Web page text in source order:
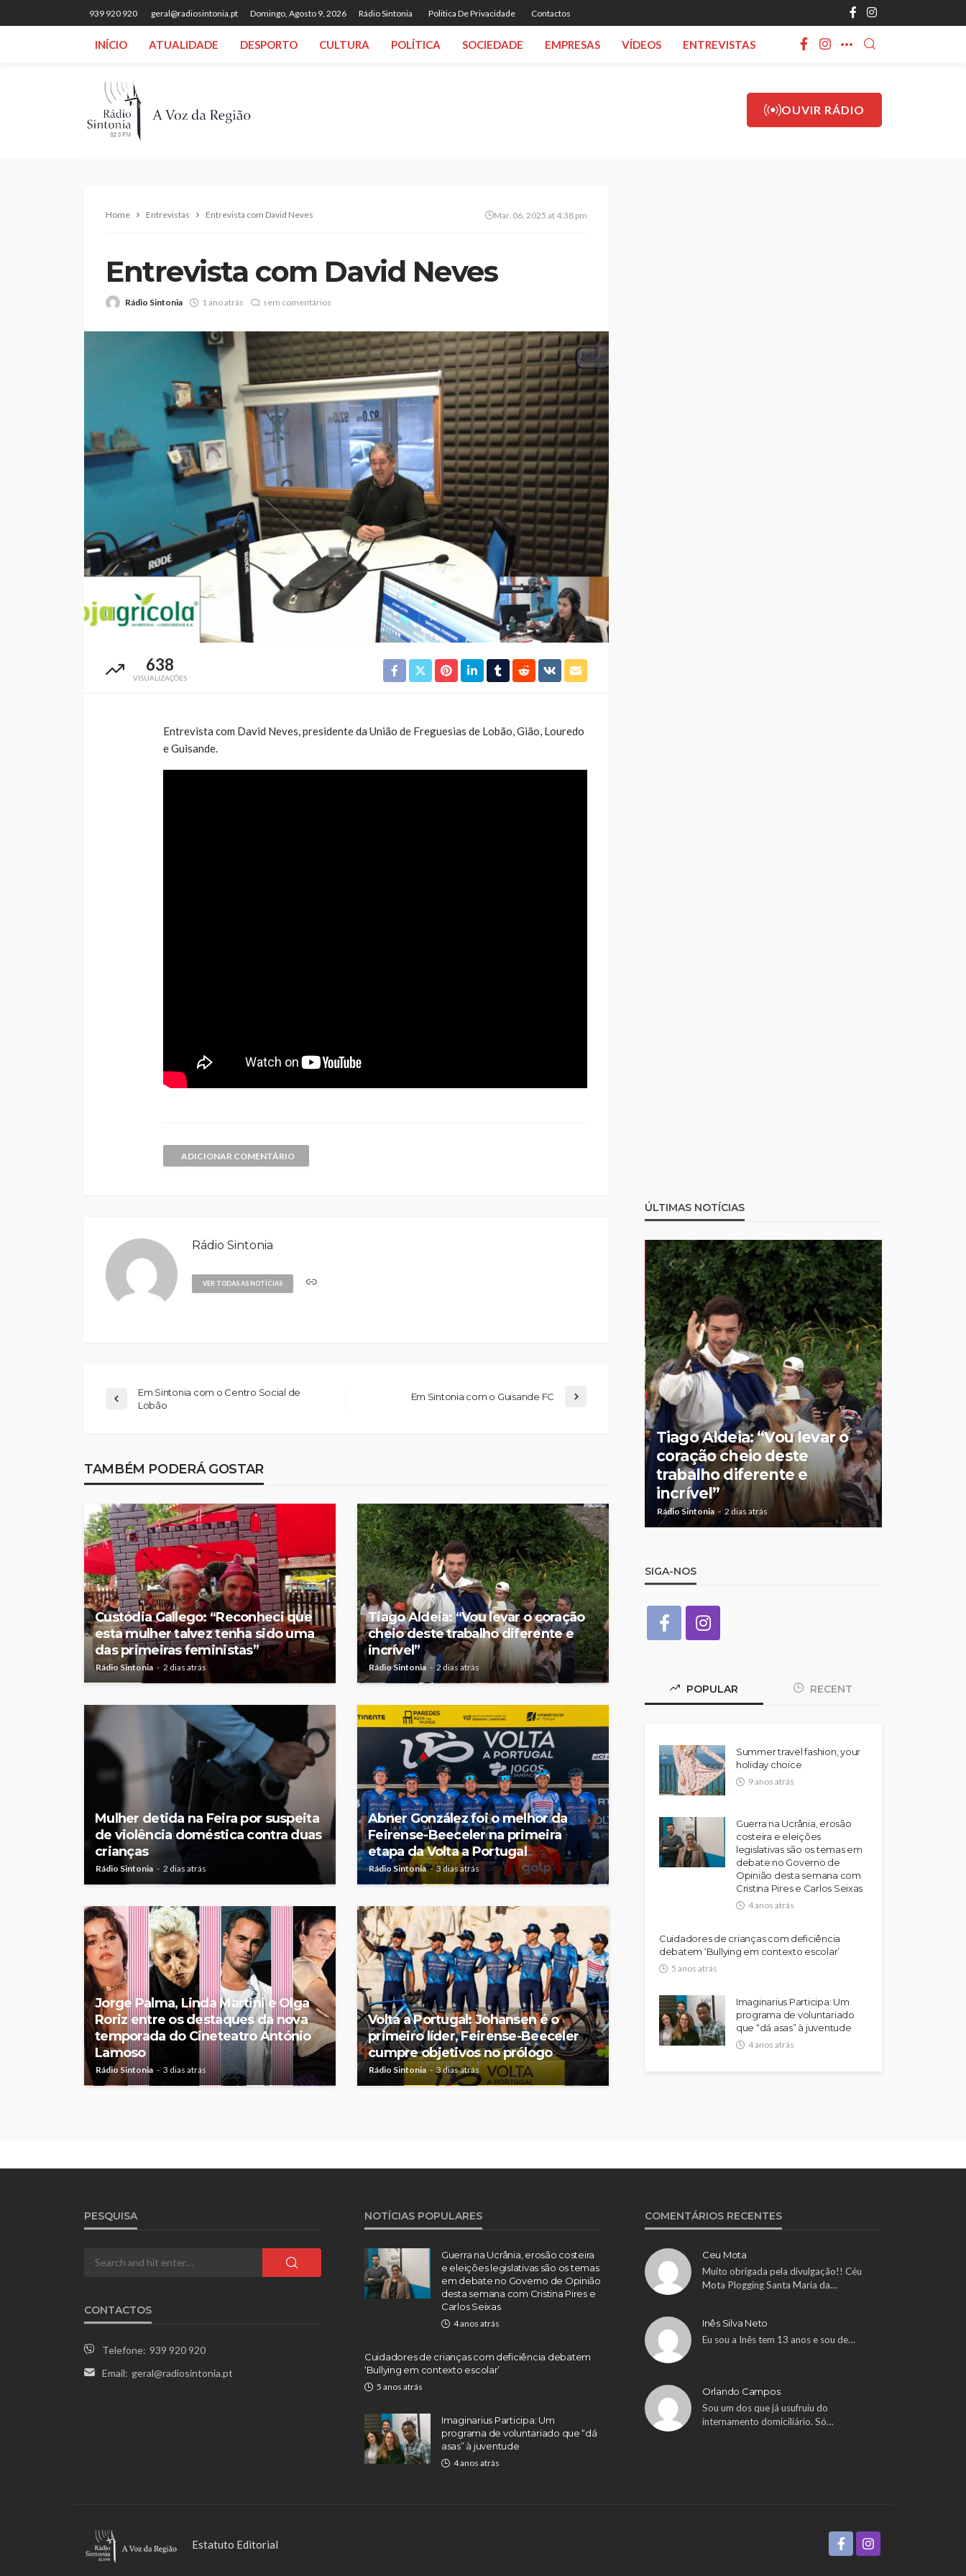
939 920 920 geral@radiosintonia.pt Domingo, Agosto 9, 2026 Rádio Sintonia Politica De Privacidade Contactos
INÍCIO ATUALIDADE DESPORTO CULTURA POLÍTICA SOCIEDADE EMPRESAS VÍDEOS ENTREVISTAS
OUVIR RÁDIO
Home Entrevistas Entrevista com David Neves Mar. 06, 2025 at 4:38 pm
Entrevista com David Neves
Rádio Sintonia 1 ano atrás sem comentários
638
VISUALIZAÇÕES
Entrevista com David Neves, presidente da União de Freguesias de Lobão, Gião, Louredo
e Guisande.
ADICIONAR COMENTÁRIO
Rádio Sintonia
VER TODAS AS NOTÍCIAS
Em Sintonia com o Centro Social de
Lobão
Em Sintonia com o Guisande FC
TAMBÉM PODERÁ GOSTAR
Custódia Gallego: “Reconheci que
esta mulher talvez tenha sido uma
das primeiras feministas”
Rádio Sintonia 2 dias atrás
Tiago Aldeia: “Vou levar o coração
cheio deste trabalho diferente e
incrível”
Rádio Sintonia 2 dias atrás
Mulher detida na Feira por suspeita
de violência doméstica contra duas
crianças
Rádio Sintonia 2 dias atrás
Abner González foi o melhor da
Feirense-Beeceler na primeira
etapa da Volta a Portugal
Rádio Sintonia 3 dias atrás
Jorge Palma, Linda Martini e Olga
Roriz entre os destaques da nova
temporada do Cineteatro António
Lamoso
Rádio Sintonia 3 dias atrás
Volta a Portugal: Johansen é o
primeiro líder, Feirense-Beeceler
cumpre objetivos no prólogo
Rádio Sintonia 3 dias atrás
ÚLTIMAS NOTÍCIAS
Beeceler na primeira etapa
Rádio Sintonia 3 dias atrás Rádio Sintonia 2 dias atrás
Tiago Aldeia: “Vou levar o
coração cheio deste
trabalho diferente e
incrível”
Rádio Sintonia 2 dias atrás
SIGA-NOS
POPULAR RECENT
Summer travel fashion, your
holiday choice
9 anos atrás
Guerra na Ucrânia, erosão
costeira e eleições
legislativas são os temas em
debate no Governo de
Opinião desta semana com
Cristina Pires e Carlos Seixas
4 anos atrás
Cuidadores de crianças com deficiência
debatem ‘Bullying em contexto escolar’
5 anos atrás
Imaginarius Participa: Um
programa de voluntariado
que “dá asas” à juventude
4 anos atrás
PESQUISA
CONTACTOS
Telefone: 939 920 920
Email: geral@radiosintonia.pt
NOTÍCIAS POPULARES
Guerra na Ucrânia, erosão costeira
e eleições legislativas são os temas
em debate no Governo de Opinião
desta semana com Cristina Pires e
Carlos Seixas
4 anos atrás
Cuidadores de crianças com deficiência debatem
‘Bullying em contexto escolar’
5 anos atrás
Imaginarius Participa: Um
programa de voluntariado que “dá
asas” à juventude
4 anos atrás
COMENTÁRIOS RECENTES
Ceu Mota
Muito obrigada pela divulgação!! Céu
Mota Plogging Santa Maria da…
Inês Silva Neto
Eu sou a Inês tem 13 anos e sou de…
Orlando Campos
Sou um dos que já usufruiu do
internamento domiciliário. Só…
Estatuto Editorial